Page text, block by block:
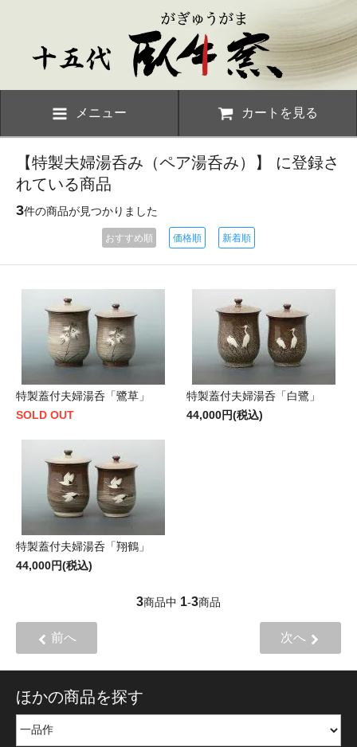
メニュー カートを見る
【特製夫婦湯呑み（ペア湯呑み）】 に登録さ
れている商品
3件の商品が見つかりました
おすすめ順 価格順 新着順
特製蓋付夫婦湯呑「鷺草」
SOLD OUT
特製蓋付夫婦湯呑「白鷺」
44,000円(税込)
特製蓋付夫婦湯呑「翔鶴」
44,000円(税込)
3商品中 1-3商品
前へ 次へ
ほかの商品を探す